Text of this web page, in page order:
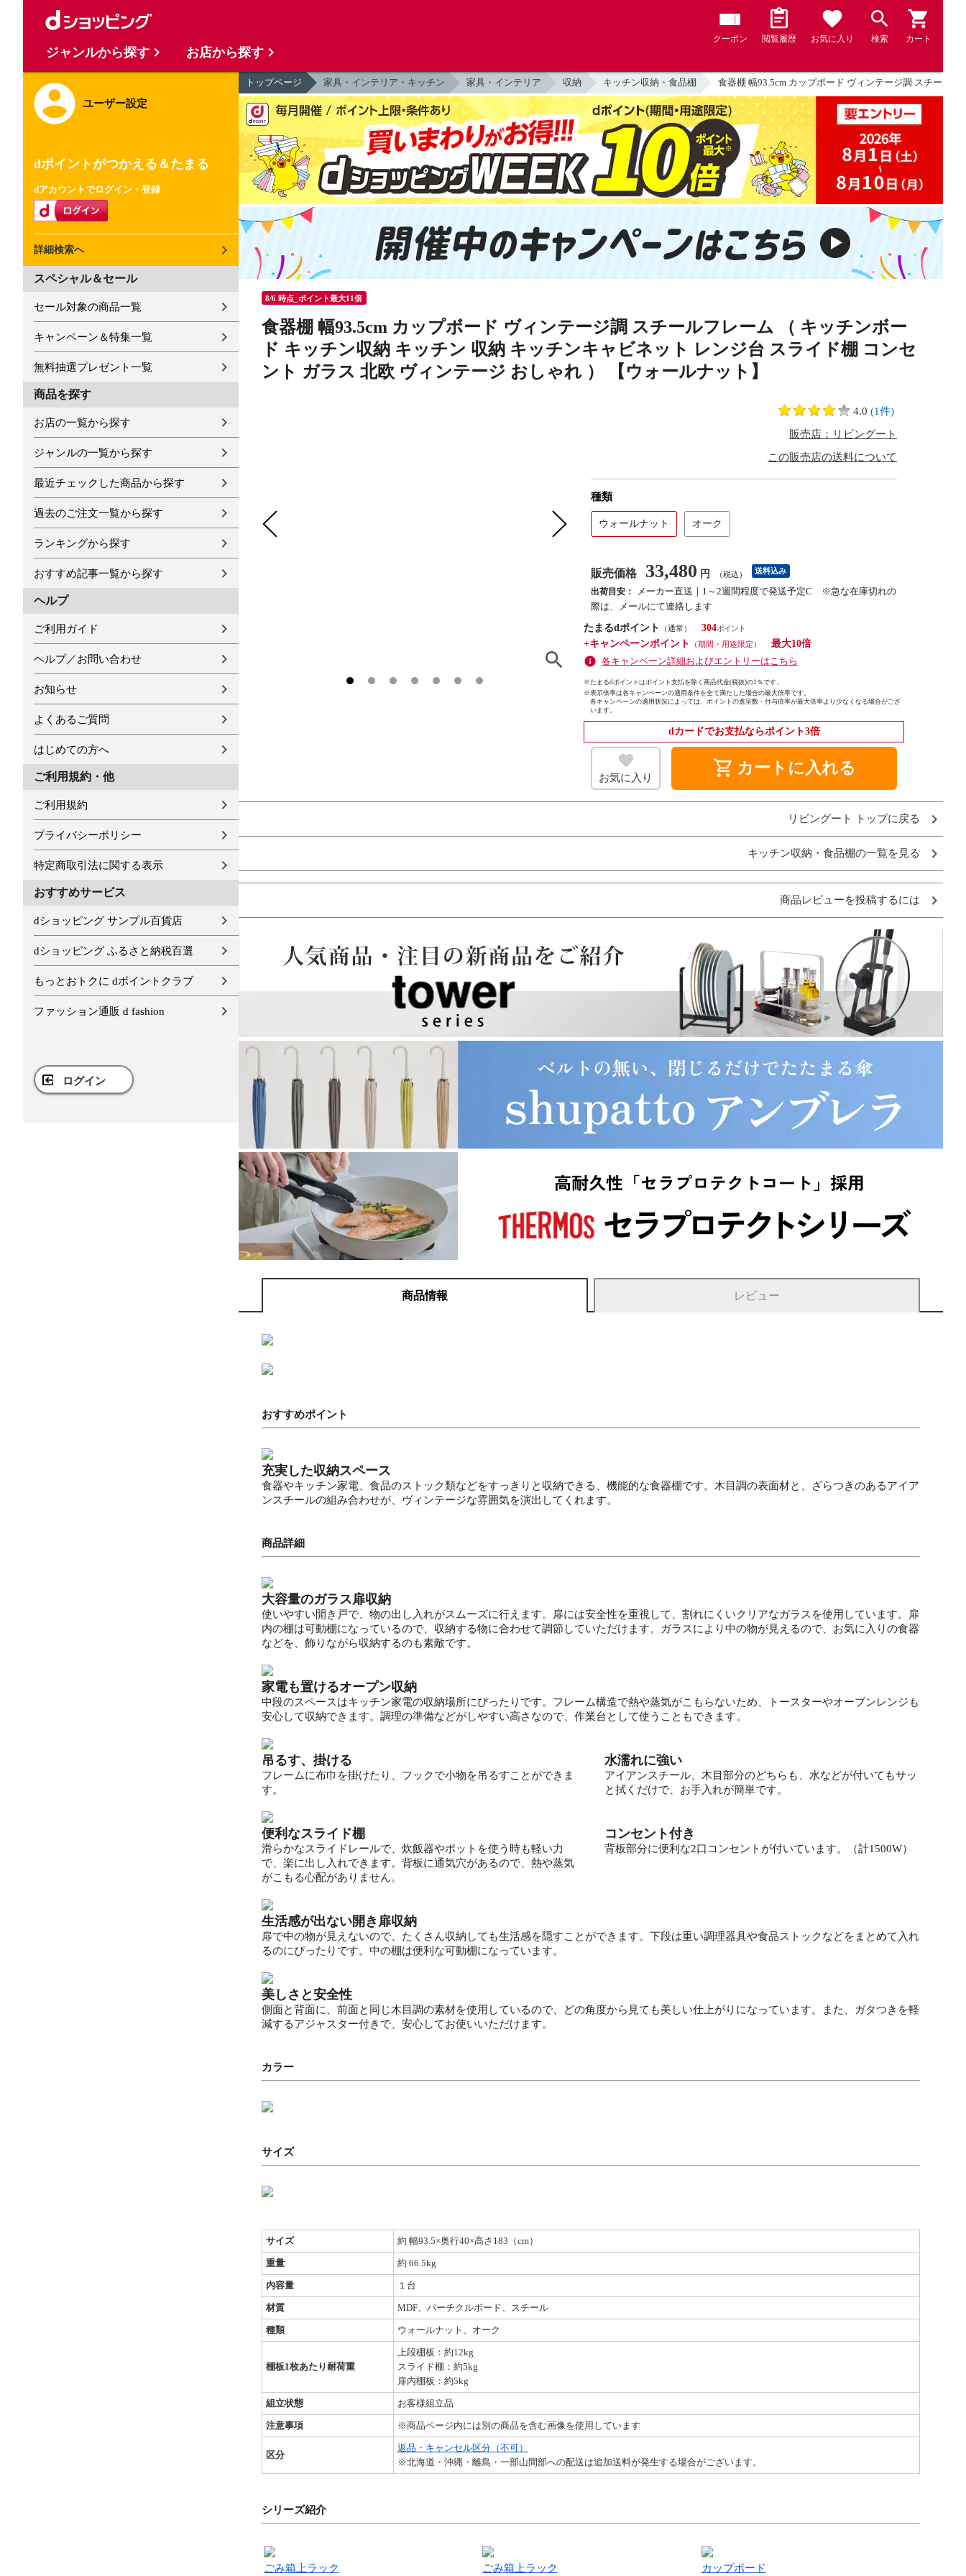
クーポン 閲覧履歴 お気に入り 検索 カート
ユーザー設定
dポイントがつかえる＆たまる
dアカウントでログイン・登録
詳細検索へ
スペシャル＆セール
セール対象の商品一覧
キャンペーン＆特集一覧
無料抽選プレゼント一覧
商品を探す
お店の一覧から探す
ジャンルの一覧から探す
最近チェックした商品から探す
過去のご注文一覧から探す
ランキングから探す
おすすめ記事一覧から探す
ヘルプ
ご利用ガイド
ヘルプ／お問い合わせ
お知らせ
よくあるご質問
はじめての方へ
ご利用規約・他
ご利用規約
プライバシーポリシー
特定商取引法に関する表示
おすすめサービス
dショッピング サンプル百貨店
dショッピング ふるさと納税百選
もっとおトクに dポイントクラブ
ファッション通販 d fashion
ログイン
トップページ 家具・インテリア・キッチン 家具・インテリア 収納 キッチン収納・食品棚 食器棚 幅93.5cm カップボード ヴィンテージ調 スチール
8/6 時点_ポイント最大11倍
食器棚 幅93.5cm カップボード ヴィンテージ調 スチールフレーム （ キッチンボー
ド キッチン収納 キッチン 収納 キッチンキャビネット レンジ台 スライド棚 コンセ
ント ガラス 北欧 ヴィンテージ おしゃれ ） 【ウォールナット】
4.0 (1件)
販売店：リビングート
この販売店の送料について
種類
ウォールナット オーク
販売価格 33,480 円 （税込） 送料込み
出荷目安：
メーカー直送｜1～2週間程度で発送予定C ※急な在庫切れの
際は、メールにて連絡します
たまるdポイント
（通常）
304
+キャンペーンポイント
（期間・用途限定）
最大10倍
各キャンペーン詳細およびエントリーはこちら
※たまるdポイントはポイント支払を除く商品代金(税抜)の1％です。
※表示倍率は各キャンペーンの適用条件を全て満たした場合の最大倍率です。
各キャンペーンの適用状況によっては、ポイントの進呈数・付与倍率が最大倍率より少なくなる場合がござ
います。
dカードでお支払ならポイント3倍
お気に入り shopping_cart カートに入れる
リビングート トップに戻る
キッチン収納・食品棚の一覧を見る
商品レビューを投稿するには
商品情報 レビュー
おすすめポイント
充実した収納スペース
食器やキッチン家電、食品のストック類などをすっきりと収納できる、機能的な食器棚です。木目調の表面材と、ざらつきのあるアイア
ンスチールの組み合わせが、ヴィンテージな雰囲気を演出してくれます。
商品詳細
大容量のガラス扉収納
使いやすい開き戸で、物の出し入れがスムーズに行えます。扉には安全性を重視して、割れにくいクリアなガラスを使用しています。扉
内の棚は可動棚になっているので、収納する物に合わせて調節していただけます。ガラスにより中の物が見えるので、お気に入りの食器
などを、飾りながら収納するのも素敵です。
家電も置けるオープン収納
中段のスペースはキッチン家電の収納場所にぴったりです。フレーム構造で熱や蒸気がこもらないため、トースターやオーブンレンジも
安心して収納できます。調理の準備などがしやすい高さなので、作業台として使うこともできます。
吊るす、掛ける
フレームに布巾を掛けたり、フックで小物を吊るすことができま
す。
水濡れに強い
アイアンスチール、木目部分のどちらも、水などが付いてもサッ
と拭くだけで、お手入れが簡単です。
便利なスライド棚
滑らかなスライドレールで、炊飯器やポットを使う時も軽い力
で、楽に出し入れできます。背板に通気穴があるので、熱や蒸気
がこもる心配がありません。
コンセント付き
背板部分に便利な2口コンセントが付いています。（計1500W）
生活感が出ない開き扉収納
扉で中の物が見えないので、たくさん収納しても生活感を隠すことができます。下段は重い調理器具や食品ストックなどをまとめて入れ
るのにぴったりです。中の棚は便利な可動棚になっています。
美しさと安全性
側面と背面に、前面と同じ木目調の素材を使用しているので、どの角度から見ても美しい仕上がりになっています。また、ガタつきを軽
減するアジャスター付きで、安心してお使いいただけます。
カラー
サイズ
サイズ 約 幅93.5×奥行40×高さ183（cm）
重量 約 66.5kg
内容量 １台
材質 MDF、パーチクルボード、スチール
種類 ウォールナット、オーク
棚板1枚あたり耐荷重
上段棚板：約12kg
スライド棚：約5kg
扉内棚板：約5kg
組立状態 お客様組立品
注意事項 ※商品ページ内には別の商品を含む画像を使用しています
区分
返品・キャンセル区分（不可）
※北海道・沖縄・離島・一部山間部への配送は追加送料が発生する場合がございます。
シリーズ紹介
ごみ箱上ラック ごみ箱上ラック カップボード
ジャンルから探す お店から探す